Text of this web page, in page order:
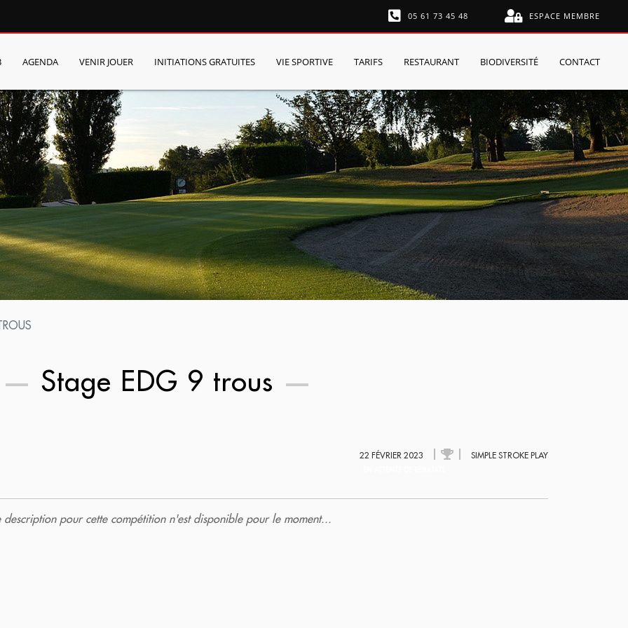
05 61 73 45 48 ESPACE MEMBRE
AGENDA VENIR JOUER INITIATIONS GRATUITES VIE SPORTIVE TARIFS RESTAURANT BIODIVERSITÉ CONTACT
Stage EDG 9 trous
22 FÉVRIER 2023 SIMPLE STROKE PLAY
description pour cette compétition n'est disponible pour le moment...